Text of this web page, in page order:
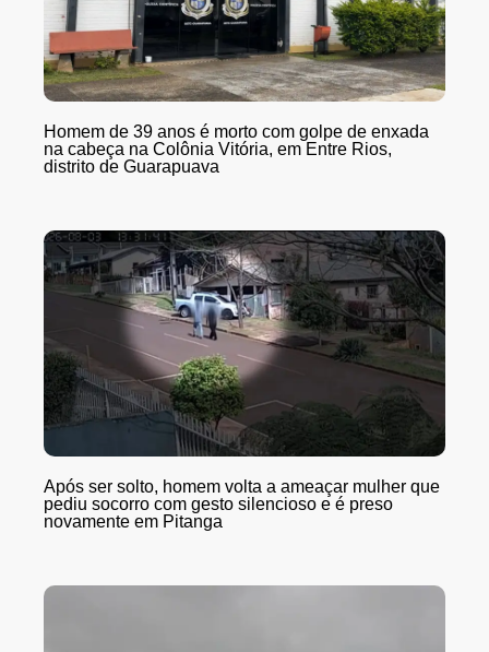
Homem de 39 anos é morto com golpe de enxada
na cabeça na Colônia Vitória, em Entre Rios,
distrito de Guarapuava
Após ser solto, homem volta a ameaçar mulher que
pediu socorro com gesto silencioso e é preso
novamente em Pitanga